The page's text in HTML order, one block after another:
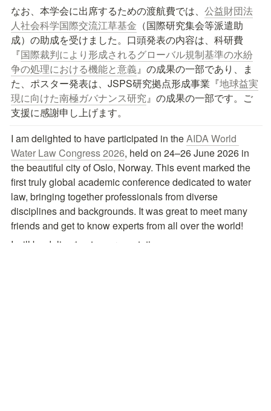
なお、本学会に出席するための渡航費では、 公益財団法
人社会科学国際交流江草基金 （国際研究集会等派遣助
成）の助成を受けました。口頭発表の内容は、科研費
『国際裁判により形成されるグローバル規制基準の水紛
争の処理における機能と意義』の成果の一部であり、ま
た、ポスター発表は、JSPS研究拠点形成事業『地球益実
現に向けた南極ガバナンス研究』の成果の一部です。ご
支援に感謝申し上げます。
I am delighted to have participated in the AIDA World
Water Law Congress 2026, held on 24–26 June 2026 in
the beautiful city of Oslo, Norway. This event marked the
first truly global academic conference dedicated to water
law, bringing together professionals from diverse
disciplines and backgrounds. It was great to meet many
friends and get to know experts from all over the world!
I will be delivering two presentations: